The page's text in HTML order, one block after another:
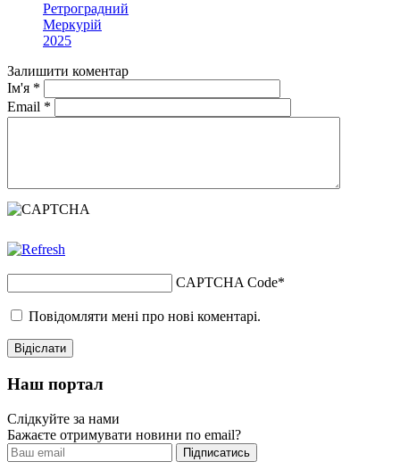
Ретроградний
Меркурій
2025
Залишити коментар
Ім'я *
Email *
CAPTCHA Code*
Повідомляти мені про нові коментарі.
Наш портал
Слідкуйте за нами
Бажаєте отримувати новини по email?